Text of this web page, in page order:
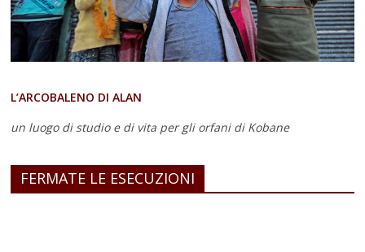
L’ARCOBALENO DI ALAN
un luogo di studio e di vita per gli orfani di Kobane
FERMATE LE ESECUZIONI